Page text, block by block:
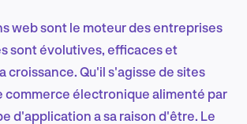
EN
web sont le moteur des entreprises
sont évolutives, efficaces et
croissance. Qu'il s'agisse de sites
commerce électronique alimenté par
d'application a sa raison d'être. Le